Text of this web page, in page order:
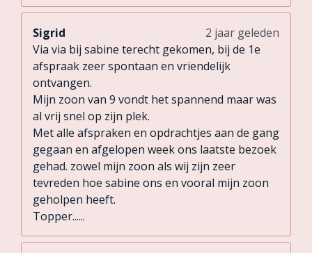
Sigrid
2 jaar geleden
Via via bij sabine terecht gekomen, bij de 1e
afspraak zeer spontaan en vriendelijk
ontvangen.
Mijn zoon van 9 vondt het spannend maar was
al vrij snel op zijn plek.
Met alle afspraken en opdrachtjes aan de gang
gegaan en afgelopen week ons laatste bezoek
gehad. zowel mijn zoon als wij zijn zeer
tevreden hoe sabine ons en vooral mijn zoon
geholpen heeft.
Topper......